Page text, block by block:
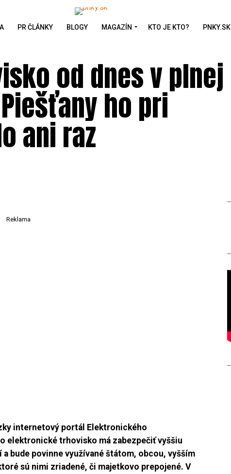
PR ČLÁNKY BLOGY MAGAZÍN KTO JE KTO? PNKY.SK
od dnes v plnej
ho pri
ani raz
Reklama
internetový portál Elektronického
elektronické trhovisko má zabezpečiť vyššiu
bude povinne využívané štátom, obcou, vyšším
sú nimi zriadené, či majetkovo prepojené. V